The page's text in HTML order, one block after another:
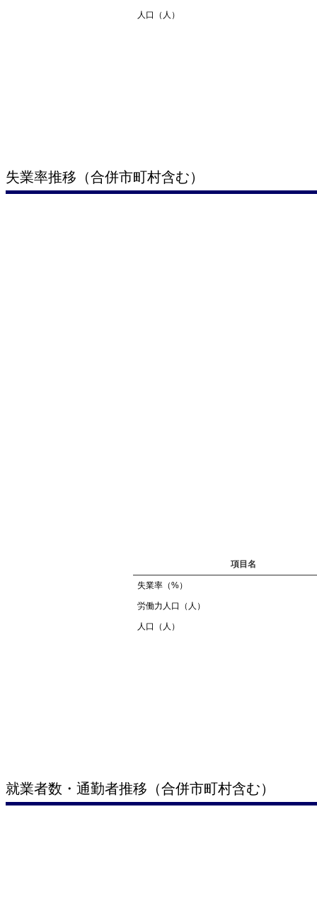
人口（人）
失業率推移（合併市町村含む）
項目名
失業率（%）
労働力人口（人）
人口（人）
就業者数・通勤者推移（合併市町村含む）